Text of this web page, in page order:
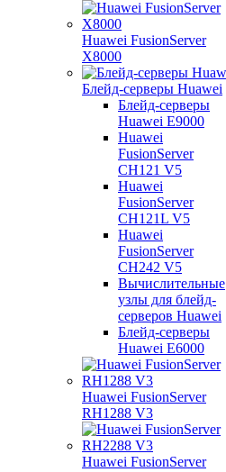
Huawei FusionServer
X8000
Блейд-серверы Huawei
Блейд-серверы
Huawei E9000
Huawei
FusionServer
CH121 V5
Huawei
FusionServer
CH121L V5
Huawei
FusionServer
CH242 V5
Вычислительные
узлы для блейд-
серверов Huawei
Блейд-серверы
Huawei E6000
Huawei FusionServer
RH1288 V3
Huawei FusionServer